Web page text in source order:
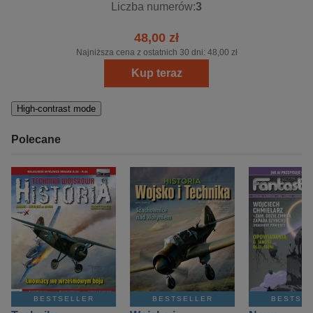
Liczba numerów:3
48,00 zł
Najniższa cena z ostatnich 30 dni: 48,00 zł
Kup teraz
High-contrast mode
Polecane
BESTSELLER BESTSELLER